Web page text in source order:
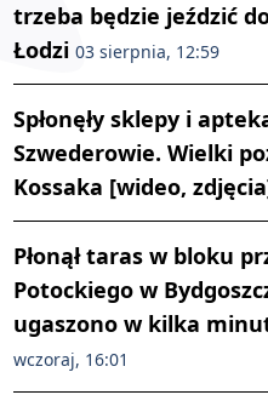
trzeba będzie jeździć
Łodzi 03 sierpnia, 12:59
Spłonęły sklepy i
Szwederowie. Wielki
Kossaka [wideo,
Płonął taras w bloku
Potockiego w
ugaszono w kilka
wczoraj, 16:01